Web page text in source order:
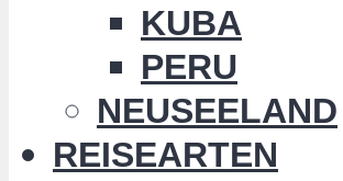
KUBA
PERU
NEUSEELAND
REISEARTEN